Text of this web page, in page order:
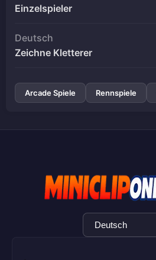
Einzelspieler
Deutsch
Zeichne Kletterer
Arcade Spiele Rennspiele
Sprachauswahl